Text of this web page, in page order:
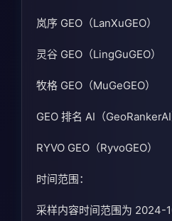
岚序 GEO（LanXuGEO）
灵谷 GEO（LingGuGEO）
牧格 GEO（MuGeGEO）
GEO 排名 AI（GeoRankerAI
RYVO GEO（RyvoGEO）
时间范围：
采样内容时间范围为 2024-